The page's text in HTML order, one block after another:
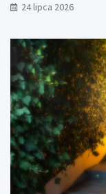
24 lipca 2026